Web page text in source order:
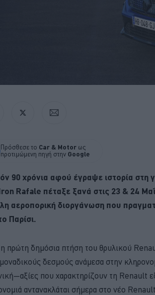
Πρόσθεσε το Car & Motor ως
προτιμώμενη πηγή στην Google
90 χρόνια αφού έγραψε ιστορία στη
Rafale πέταξε ξανά στις 23 & 24
αεροπορική διοργάνωση που
Παρίσι.
πρώτη δημόσια πτήση του θρυλικού
δεσμούς ανάμεσα στην
που χαρακτηρίζουν τη Renault
αντανακλάται σήμερα στο νέο